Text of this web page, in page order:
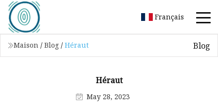
Français
Maison / Blog / Héraut Blog
Héraut
May 28, 2023